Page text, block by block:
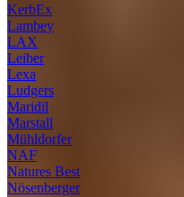
KerbEx
Lambey
LAX
Leiber
Lexa
Ludgers
Maridil
Marstall
Mühldorfer
NAF
Natures Best
Nösenberger